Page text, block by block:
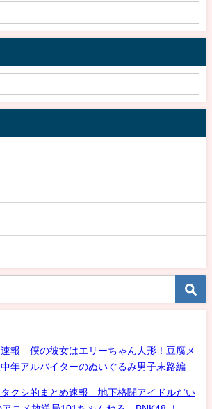
報 僕の彼女はエリーちゃん人形！豆腐メ
年アルバイターのぬいぐるみ男子末路編
クシ的まとめ速報 地下格闘アイドルだい